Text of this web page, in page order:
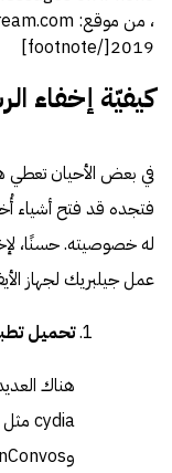
2019[/footnote]
كيفيّة إخفاء
في بعض الأحيان
فتجده قد فتح أشياء
له خصوصيته. حسنًا،
عمل جيلبريك لجهاز
تحميل
هناك
وHiddenConvos الذي سنتناوله في مقالنا.